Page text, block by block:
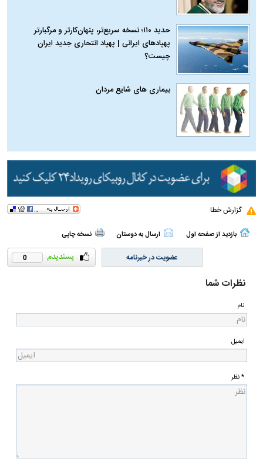
حدید ۱۱۰؛ نسخه سریع‌تر، پنهان‌کارتر و مرگبارتر
پهپادهای ایرانی | پهپاد انتحاری جدید ایران
چیست؟
بیماری‌ های شایع مردان
گزارش خطا
بازدید از صفحه اول ارسال به دوستان نسخه چاپی
0 عضویت در خبرنامه
نظرات شما
نام
ایمیل
* نظر